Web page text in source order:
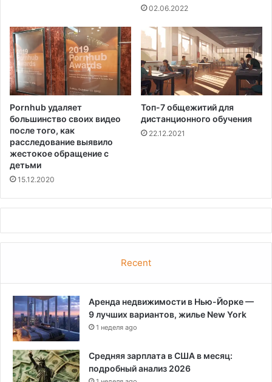
02.06.2022
Pornhub удаляет
большинство своих видео
после того, как
расследование выявило
жестокое обращение с
детьми
15.12.2020
Топ-7 общежитий для
дистанционного обучения
22.12.2021
Recent
Аренда недвижимости в Нью-Йорке —
9 лучших вариантов, жилье New York
1 неделя ago
Средняя зарплата в США в месяц:
подробный анализ 2026